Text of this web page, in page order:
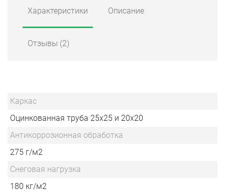
Характеристики Описание
Отзывы (2)
Каркас
Оцинкованная труба 25х25 и 20х20
Антикоррозионная обработка
275 г/м2
Снеговая нагрузка
180 кг/м2